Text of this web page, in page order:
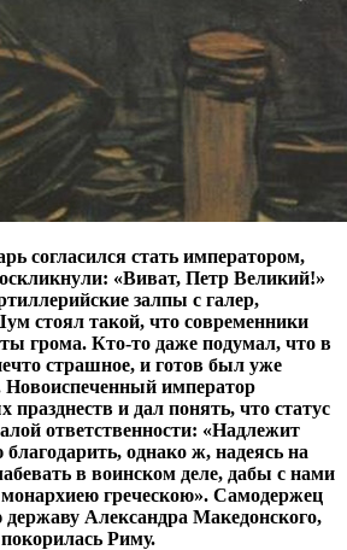
согласился стать императором,
«Виват, Петр Великий!»
залпы с галер,
стоял такой, что современники
грома. Кто-то даже подумал, что в
страшное, и готов был уже
Новоиспеченный император
и дал понять, что статус
ответственности: «Надлежит
однако ж, надеясь на
в воинском деле, дабы с нами
монархиею греческою». Самодержец
Александра Македонского,
Риму.